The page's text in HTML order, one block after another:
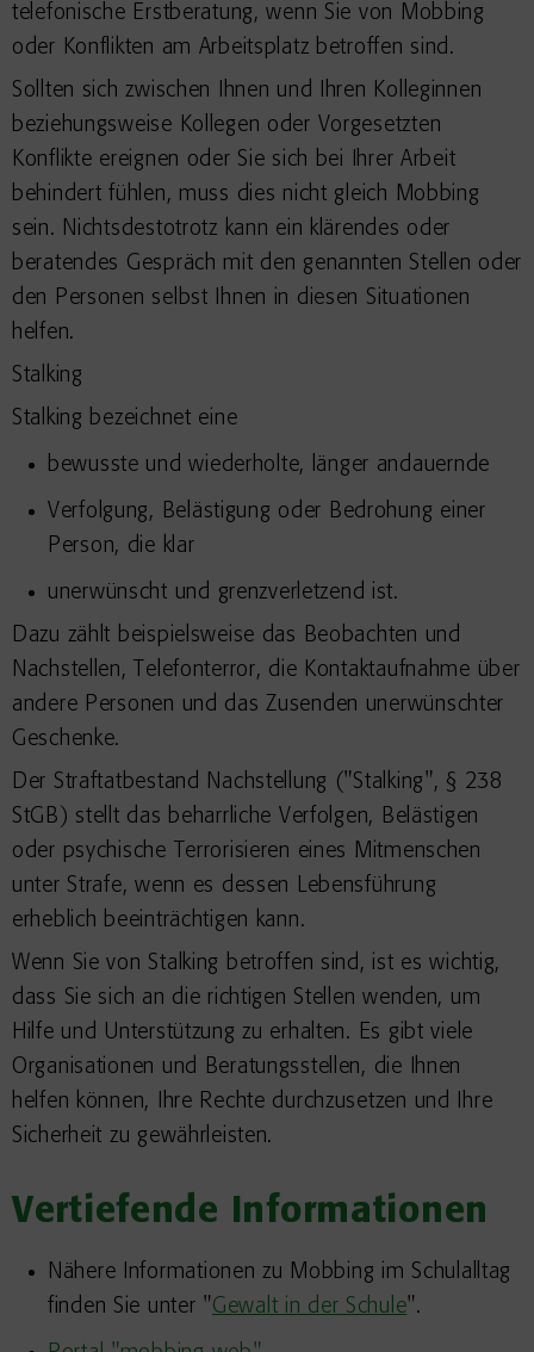
telefonische Erstberatung, wenn Sie von Mobbing
oder Konflikten am Arbeitsplatz betroffen sind.
Sollten sich zwischen Ihnen und Ihren Kolleginnen
beziehungsweise Kollegen oder Vorgesetzten
Konflikte ereignen oder Sie sich bei Ihrer Arbeit
behindert fühlen, muss dies nicht gleich Mobbing
sein. Nichtsdestotrotz kann ein klärendes oder
beratendes Gespräch mit den genannten Stellen oder
den Personen selbst Ihnen in diesen Situationen
helfen.
Stalking
Stalking bezeichnet eine
bewusste und wiederholte, länger andauernde
Verfolgung, Belästigung oder Bedrohung einer
Person, die klar
unerwünscht und grenzverletzend ist.
Dazu zählt beispielsweise das Beobachten und
Nachstellen, Telefonterror, die Kontaktaufnahme über
andere Personen und das Zusenden unerwünschter
Geschenke.
Der Straftatbestand Nachstellung ("Stalking", § 238
StGB) stellt das beharrliche Verfolgen, Belästigen
oder psychische Terrorisieren eines Mitmenschen
unter Strafe, wenn es dessen Lebensführung
erheblich beeinträchtigen kann.
Wenn Sie von Stalking betroffen sind, ist es wichtig,
dass Sie sich an die richtigen Stellen wenden, um
Hilfe und Unterstützung zu erhalten. Es gibt viele
Organisationen und Beratungsstellen, die Ihnen
helfen können, Ihre Rechte durchzusetzen und Ihre
Sicherheit zu gewährleisten.
Vertiefende Informationen
Nähere Informationen zu Mobbing im Schulalltag
finden Sie unter "Gewalt in der Schule".